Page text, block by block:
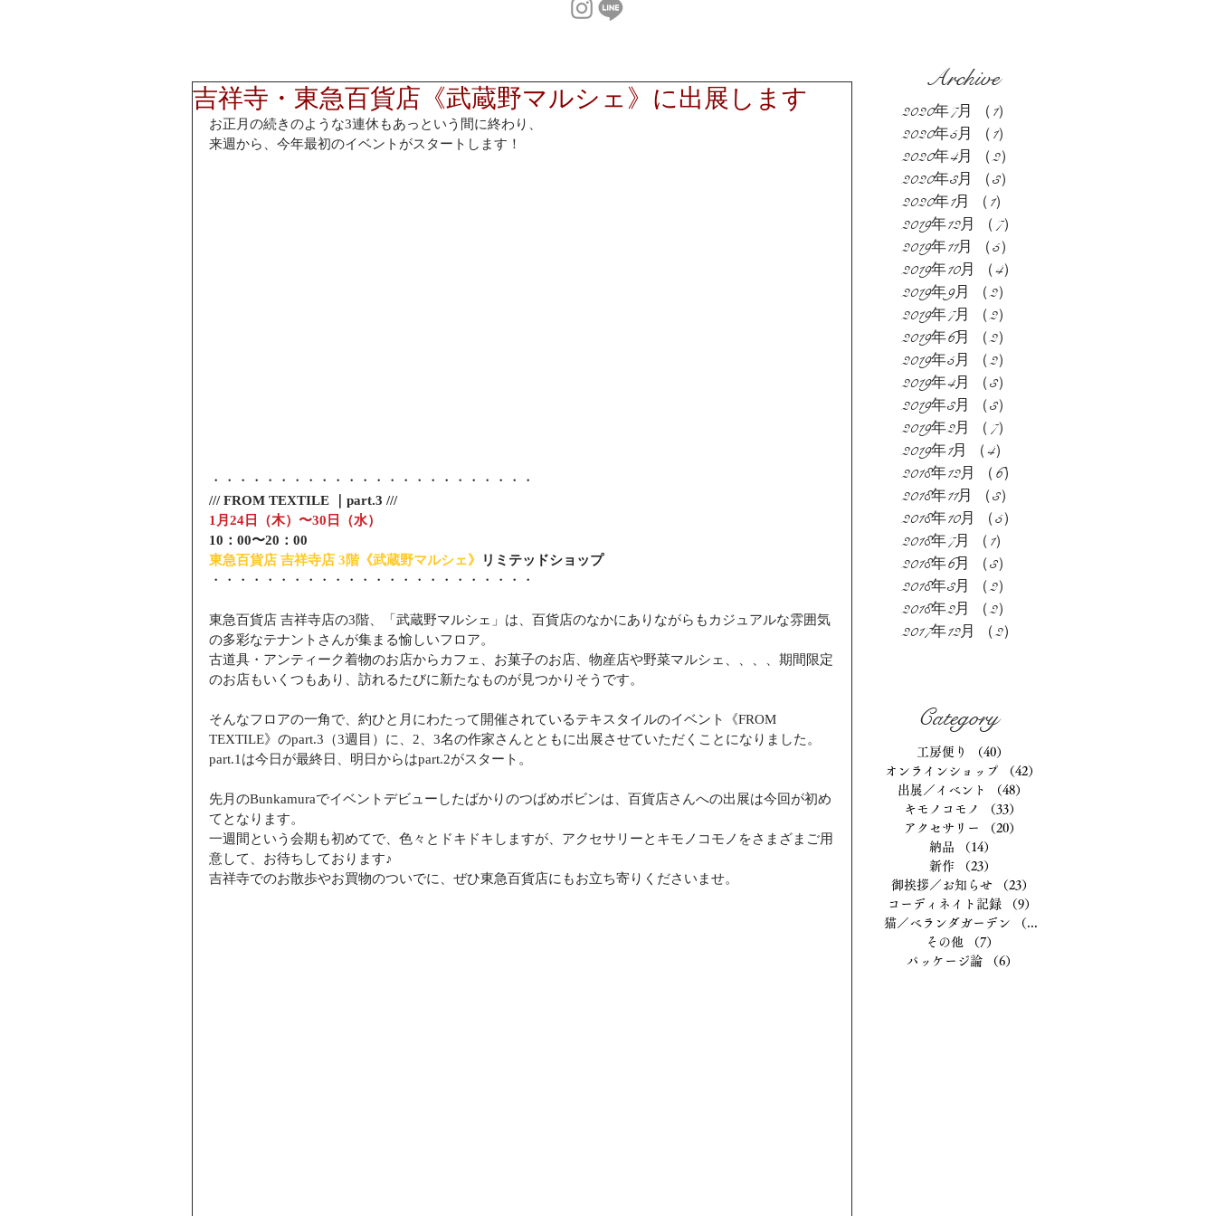
吉祥寺・東急百貨店《武蔵野マルシェ》に出展します
お正月の続きのような3連休もあっという間に終わり、
来週から、今年最初のイベントがスタートします！
・・・・・・・・・・・・・・・・・・・・・・・・
/// FROM TEXTILE ｜part.3 ///
1月24日（木）〜30日（水）
10：00〜20：00
東急百貨店 吉祥寺店 3階《武蔵野マルシェ》
リミテッドショップ
・・・・・・・・・・・・・・・・・・・・・・・・
東急百貨店 吉祥寺店の3階、「武蔵野マルシェ」は、百貨店のなかにありながらもカジュアルな雰囲気
の多彩なテナントさんが集まる愉しいフロア。
古道具・アンティーク着物のお店からカフェ、お菓子のお店、物産店や野菜マルシェ、、、、期間限定
のお店もいくつもあり、訪れるたびに新たなものが見つかりそうです。
そんなフロアの一角で、約ひと月にわたって開催されているテキスタイルのイベント《FROM
TEXTILE》のpart.3（3週目）に、2、3名の作家さんとともに出展させていただくことになりました。
part.1は今日が最終日、明日からはpart.2がスタート。
先月のBunkamuraでイベントデビューしたばかりのつばめボビンは、百貨店さんへの出展は今回が初め
てとなります。
一週間という会期も初めてで、色々とドキドキしますが、アクセサリーとキモノコモノをさまざまご用
意して、お待ちしております♪
吉祥寺でのお散歩やお買物のついでに、ぜひ東急百貨店にもお立ち寄りくださいませ。
工房便り （40）
オンラインショップ
（42）
出展／イベント
（48）
キモノコモノ
（33）
アクセサリー
（20）
納品
（14）
新作
（23）
御挨拶／お知らせ
（23）
コーディネイト記録
（9）
猫／ベランダガーデン
（13）
その他
（7）
パッケージ論
（6）
2020年7月 （1）
2020年5月
（1）
2020年4月
（2）
2020年3月
（3）
2020年1月
（1）
2019年12月
（7）
2019年11月
（5）
2019年10月
（4）
2019年9月
（2）
2019年7月
（2）
2019年6月
（2）
2019年5月
（2）
2019年4月
（3）
2019年3月
（3）
2019年2月
（7）
2019年1月
（4）
2018年12月
（6）
2018年11月
（3）
2018年10月
（5）
2018年7月
（1）
2018年6月
（3）
2018年3月
（2）
2018年2月
（2）
2017年12月
（2）
Archive
Category